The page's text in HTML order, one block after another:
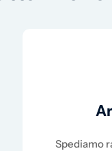
Spediamo